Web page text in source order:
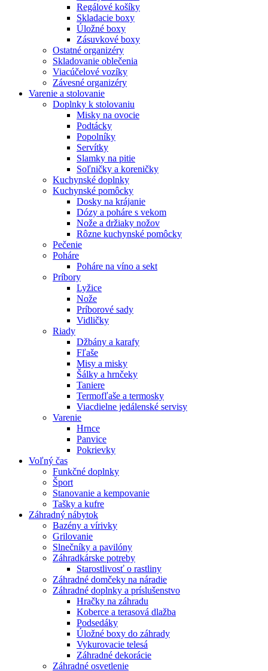
Regálové košíky
Skladacie boxy
Úložné boxy
Zásuvkové boxy
Ostatné organizéry
Skladovanie oblečenia
Viacúčelové vozíky
Závesné organizéry
Varenie a stolovanie
Doplnky k stolovaniu
Misky na ovocie
Podtácky
Popolníky
Servítky
Slamky na pitie
Soľničky a koreničky
Kuchynské doplnky
Kuchynské pomôcky
Dosky na krájanie
Dózy a poháre s vekom
Nože a držiaky nožov
Rôzne kuchynské pomôcky
Pečenie
Poháre
Poháre na víno a sekt
Príbory
Lyžice
Nože
Príborové sady
Vidličky
Riady
Džbány a karafy
Fľaše
Misy a misky
Šálky a hrnčeky
Taniere
Termofľaše a termosky
Viacdielne jedálenské servisy
Varenie
Hrnce
Panvice
Pokrievky
Voľný čas
Funkčné doplnky
Šport
Stanovanie a kempovanie
Tašky a kufre
Záhradný nábytok
Bazény a vírivky
Grilovanie
Slnečníky a pavilóny
Záhradkárske potreby
Starostlivosť o rastliny
Záhradné domčeky na náradie
Záhradné doplnky a príslušenstvo
Hračky na záhradu
Koberce a terasová dlažba
Podsedáky
Úložné boxy do záhrady
Vykurovacie telesá
Záhradné dekorácie
Záhradné osvetlenie